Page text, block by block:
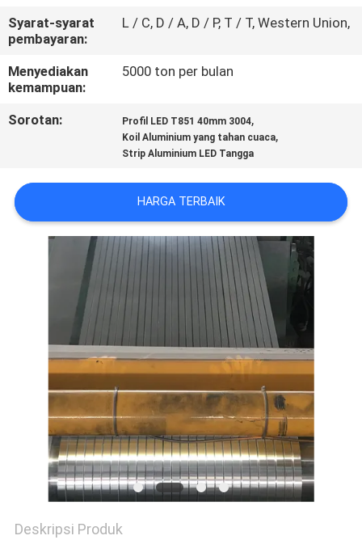
BERITA
KASUS
PERMINTAAN
PENAWARAN
SITEMAP
KEBIJAKAN
PRIVASI
Syarat-syarat
pembayaran:
L / C, D / A, D / P, T / T, Western Union,
Menyediakan
kemampuan:
5000 ton per bulan
Sorotan: Profil LED T851 40mm 3004,
Koil Aluminium yang tahan cuaca,
Strip Aluminium LED Tangga
HARGA TERBAIK
Deskripsi Produk